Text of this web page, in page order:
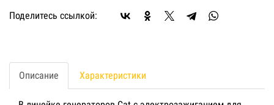
Поделитесь ссылкой:
Описание Характеристики